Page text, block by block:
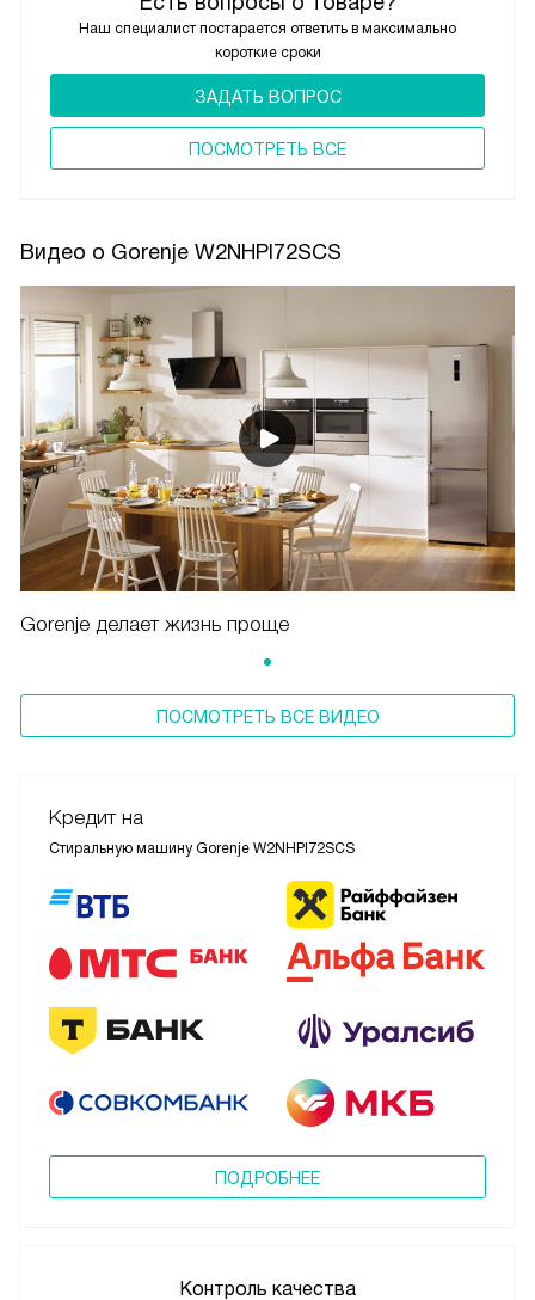
Наш специалист постарается ответить в максимально
короткие сроки
ЗАДАТЬ ВОПРОС
ПОCМОТРЕТЬ ВСЕ
Видео о Gorenje W2NHPI72SCS
Gorenje делает жизнь проще
ПОСМОТРЕТЬ ВСЕ ВИДЕО
Кредит на
Стиральную машину Gorenje W2NHPI72SCS
ПОДРОБНЕЕ
Контроль качества